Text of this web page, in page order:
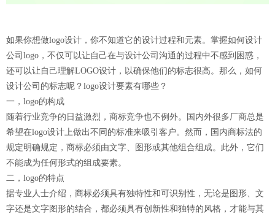
如果你想做logo设计，你不知道它的设计过程和元素。掌握如何设计
公司logo，不仅可以让自己在与设计公司沟通的过程中不感到困惑，
还可以让自己理解LOGO设计，以确保他们的标志很高。那么，如何
设计公司的标志呢？logo设计要素有哪些？
一，logo的构成
随着行业竞争的日益激烈，商标竞争也不例外。国内外很多厂商总是
希望在logo设计上做出不同的标准来吸引客户。然而，国内商标法的
规定明确规定，商标必须由文字、图形或其他组合组成。此外，它们
不能成为任何形式的组成要素。
二，logo的特点
据专业人士介绍，商标必须具有独特性和可识别性，无论是图形、文
字还是文字图形的结合，都必须具有创新性和独特的风格，才能与其